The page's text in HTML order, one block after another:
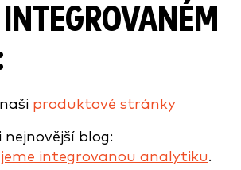
produktové stránky
nejnovější blog:
integrovanou analytiku.